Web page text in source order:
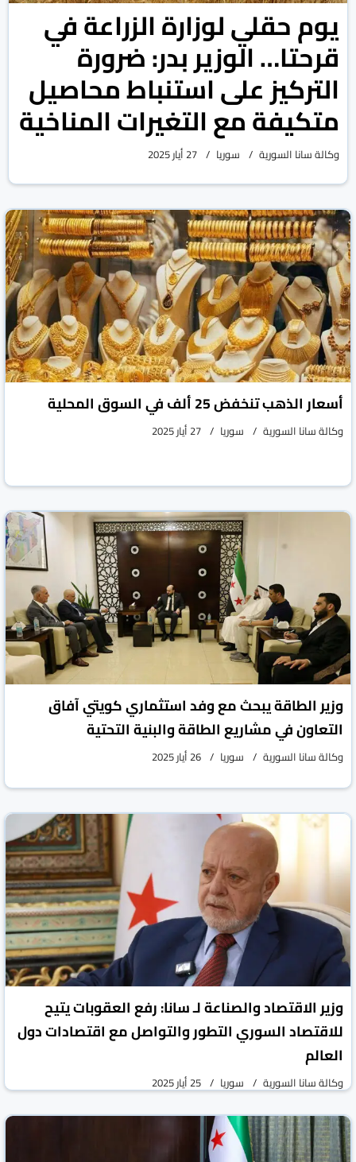
يوم حقلي لوزارة الزراعة في
قرحتا… الوزير بدر: ضرورة
التركيز على استنباط محاصيل
متكيفة مع التغيرات المناخية
وكالة سانا السورية سوريا 27 أيار 2025
أسعار الذهب تنخفض 25 ألف في السوق المحلية
وكالة سانا السورية سوريا 27 أيار 2025
وزير الطاقة يبحث مع وفد استثماري كويتي آفاق
التعاون في مشاريع الطاقة والبنية التحتية
وكالة سانا السورية سوريا 26 أيار 2025
وزير الاقتصاد والصناعة لـ سانا: رفع العقوبات يتيح
للاقتصاد السوري التطور والتواصل مع اقتصادات دول
العالم
وكالة سانا السورية سوريا 25 أيار 2025